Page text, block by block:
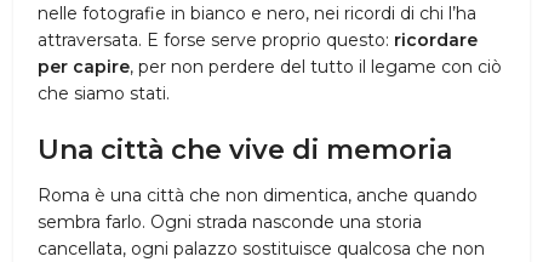
nelle fotografie in bianco e nero, nei ricordi di chi l’ha
attraversata. E forse serve proprio questo: ricordare
per capire, per non perdere del tutto il legame con ciò
che siamo stati.
Una città che vive di memoria
Roma è una città che non dimentica, anche quando
sembra farlo. Ogni strada nasconde una storia
cancellata, ogni palazzo sostituisce qualcosa che non